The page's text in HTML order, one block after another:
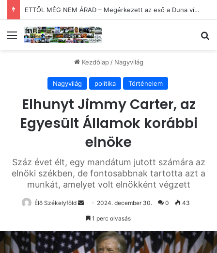
KOMOLYSÁG! – 30. Minimum Party alkotótábor és szakmai fórum
Menü
Kezdőlap / Nagyvilág
Nagyvilág politika Történelem
Elhunyt Jimmy Carter, az
Egyesült Államok korábbi
elnöke
Száz évet élt, egy mandátum jutott számára az
elnöki székben, de fontosabbnak tartotta azt a
munkát, amelyet volt elnökként végzett
Élő Székelyföld
Send
an
2024. december 30. 0 43
1 perc olvasás